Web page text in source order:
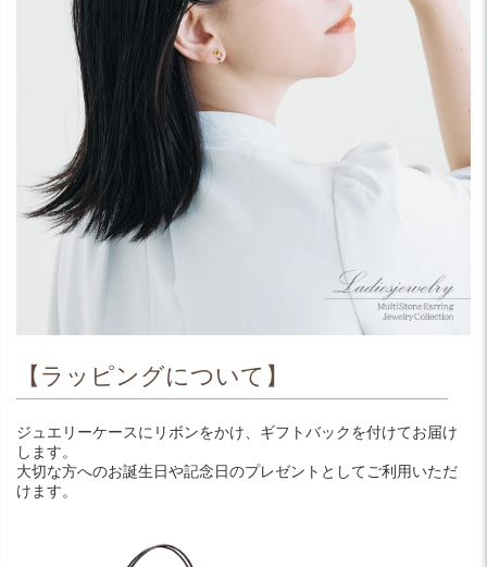
【ラッピングについて】
ジュエリーケースにリボンをかけ、ギフトバックを付けてお届け
します。
大切な方へのお誕生日や記念日のプレゼントとしてご利用いただ
けます。